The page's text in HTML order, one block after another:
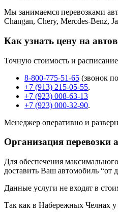
Мы занимаемся перевозками
Changan, Chery, Mercdes-Benz,
Как узнать цену на
Точную стоимость и
8-800-775-51-65 (звонок
+7 (913) 215-05-55,
+7 (923) 008-63-13
+7 (923) 000-32-90.
Менеджер оперативно и
Организация
Для обеспечения
доставить Ваш автомобиль “от
Данные услуги не входят в
Так как в Набережных Челнах у